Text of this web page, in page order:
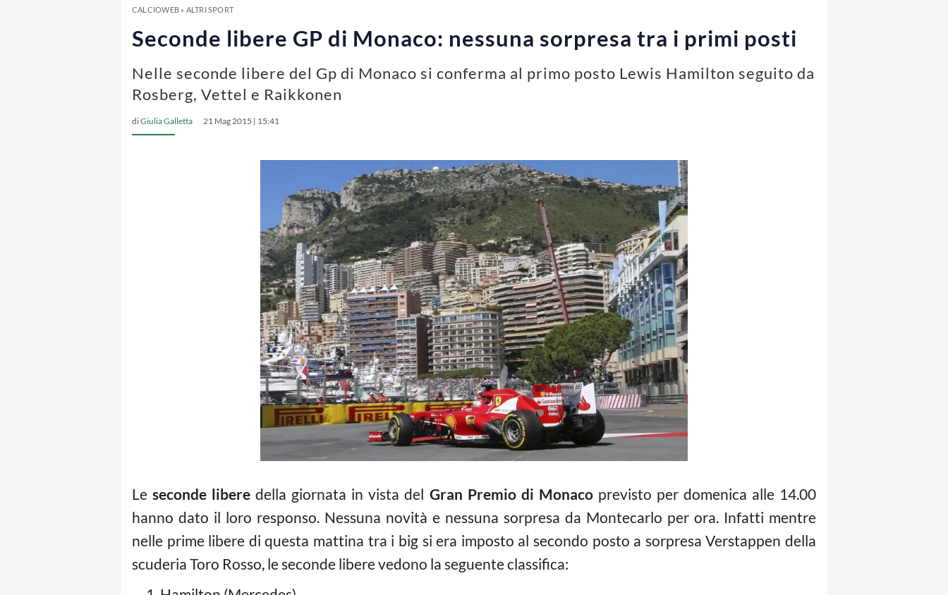
CALCIOWEB» ALTRI SPORT
Seconde libere GP di Monaco: nessuna sorpresa tra i primi posti
Nelle seconde libere del Gp di Monaco si conferma al primo posto Lewis Hamilton seguito da
Rosberg, Vettel e Raikkonen
diGiulia Galletta 21 Mag 2015 | 15:41
Leseconde libere della giornata in vista del Gran Premio di Monacoprevisto per domenica alle 14.00
hanno dato il loro responso. Nessuna novità e nessuna sorpresa da Montecarlo per ora. Infatti mentre
nelle prime libere di questa mattina tra i big si era imposto al secondo posto a sorpresa Verstappen della
scuderia Toro Rosso, le seconde libere vedono la seguente classifica: